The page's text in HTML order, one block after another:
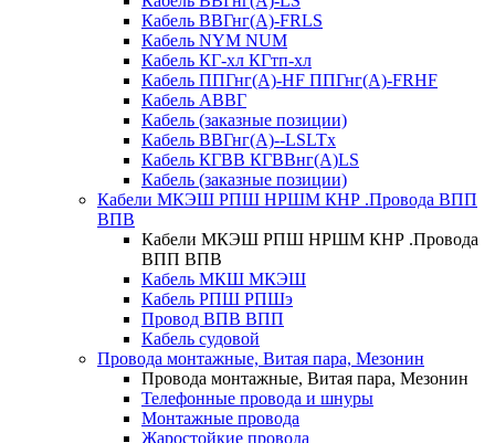
Кабель ВВГнг(А)-FRLS
Кабель NYM NUM
Кабель КГ-хл КГтп-хл
Кабель ППГнг(А)-HF ППГнг(А)-FRHF
Кабель АВВГ
Кабель (заказные позиции)
Кабель ВВГнг(А)--LSLTx
Кабель КГВВ КГВВнг(А)LS
Кабель (заказные позиции)
Кабели МКЭШ РПШ НРШМ КНР .Провода ВПП
ВПВ
Кабели МКЭШ РПШ НРШМ КНР .Провода
ВПП ВПВ
Кабель МКШ МКЭШ
Кабель РПШ РПШэ
Провод ВПВ ВПП
Кабель судовой
Провода монтажные, Витая пара, Мезонин
Провода монтажные, Витая пара, Мезонин
Телефонные провода и шнуры
Монтажные провода
Жаростойкие провода